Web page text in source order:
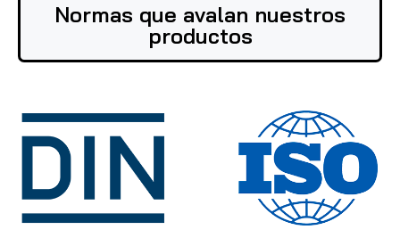
Normas que avalan nuestros
productos